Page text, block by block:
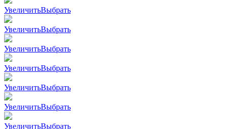
УвеличитьВыбрать
УвеличитьВыбрать
УвеличитьВыбрать
УвеличитьВыбрать
УвеличитьВыбрать
УвеличитьВыбрать
УвеличитьВыбрать